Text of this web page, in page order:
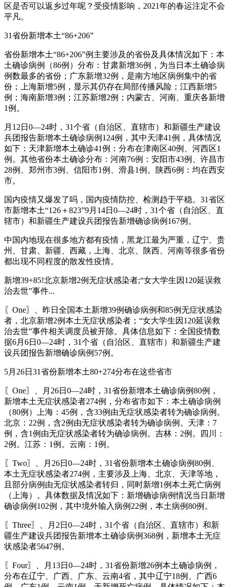
区是否可以返乡过年呢？受疫情影响，2021年的春运注定不会
平凡。
31省份新增本土“86+206”
省份新增本土“86+206”例主要涉及的省份及具体情况如下：本
土确诊病例（86例）分布：甘肃新增36例，为当日本土确诊病
例数最多的省份；广东新增32例，是南方地区病例集中的省
份；上海新增5例，显示其仍存在局部传播风险；江西新增5
例；海南新增3例；江苏新增2例；内蒙古、河南、重庆各新增
1例。
月12日0—24时，31个省（自治区、直辖市）和新疆生产建设
兵团报告新增本土确诊病例124例，其中天津41例，具体情况
如下：天津新增本土确诊41例：分布在津南区40例、河西区1
例。其他省份本土确诊分布：河南76例：安阳市43例、许昌市
28例、郑州市3例、信阳市1例、滑县1例。陕西6例：均在西安
市。
国内疫情又爆发了吗，国内疫情防控、检测趋于平稳。31省区
市新增本土“126＋823”9月14日0—24时，31个省（自治区、直
辖市）和新疆生产建设兵团报告新增确诊病例167例。
中国内地现在很多地方都有疫情，黑龙江最为严重，辽宁、贵
州、甘肃、新疆、西藏，上海、北京、陕西、河南等很多省份
都出现不同程度的散发性疫情。
新增39+85!北京新增2例无症状感染者;“女大学生因120延误救
治去世”事件...
〖One〗、昨日全国本土新增39例确诊病例和85例无症状感染
者，北京新增2例本土无症状感染者；“女大学生因120延误救
治去世”事件相关调度员被开除。具体信息如下：全国疫情数
据6月6日0—24时，31个省（自治区、直辖市）和新疆生产建
设兵团报告新增确诊病例57例。
5月26日31省份新增本土80+274分布在这些省市
〖One〗、月26日0—24时，31省份新增本土确诊病例80例，
新增本土无症状感染者274例，分布省市如下：本土确诊病例
（80例）上海：45例，含33例由无症状感染者转为确诊病例。
北京：22例，含2例由无症状感染者转为确诊病例。天津：7
例，含1例由无症状感染者转为确诊病例。吉林：2例。四川：
2例。江苏：1例。云南：1例。
〖Two〗、月26日0—24时，31省份新增本土确诊病例80例、
本土无症状感染者274例，主要涉及上海、北京、天津等地，
且部分病例由无症状感染者转归，同时新增1例本土死亡病例
（上海）。具体数据及情况如下：新增确诊病例情况当日新增
确诊病例102例，其中境外输入病例22例，本土病例80例。
〖Three〗、月2日0—24时，31个省（自治区、直辖市）和新
疆生产建设兵团报告新增本土确诊病例368例，新增本土无症
状感染者5647例。
〖Four〗、月13日0—24时，31省份新增26例本土确诊病例，
分布在辽宁、广西、广东、云南4省，其中辽宁18例、广西6